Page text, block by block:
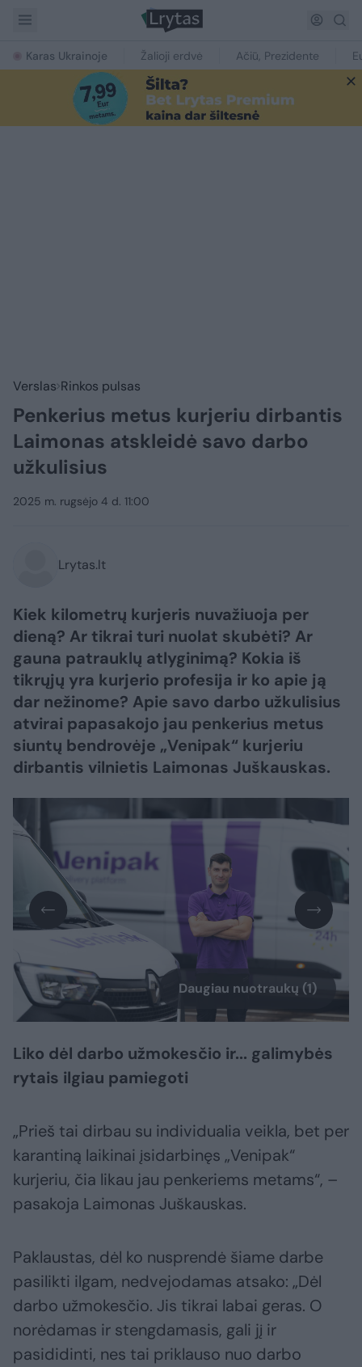
Karas Ukrainoje Žalioji erdvė Ačiū, Prezidente
Verslas Rinkos pulsas
Penkerius metus kurjeriu dirbantis
Laimonas atskleidė savo darbo
užkulisius
2025 m. rugsėjo 4 d. 11:00
Lrytas.lt
Kiek kilometrų kurjeris nuvažiuoja per
dieną? Ar tikrai turi nuolat skubėti? Ar
gauna patrauklų atlyginimą? Kokia iš
tikrųjų yra kurjerio profesija ir ko apie ją
dar nežinome? Apie savo darbo užkulisius
atvirai papasakojo jau penkerius metus
siuntų bendrovėje „Venipak“ kurjeriu
dirbantis vilnietis Laimonas Juškauskas.
Daugiau nuotraukų (1)
Liko dėl darbo užmokesčio ir... galimybės
rytais ilgiau pamiegoti
„Prieš tai dirbau su individualia veikla, bet per
karantiną laikinai įsidarbinęs „Venipak“
kurjeriu, čia likau jau penkeriems metams“, –
pasakoja Laimonas Juškauskas.
Paklaustas, dėl ko nusprendė šiame darbe
pasilikti ilgam, nedvejodamas atsako: „Dėl
darbo užmokesčio. Jis tikrai labai geras. O
norėdamas ir stengdamasis, gali jį ir
pasididinti, nes tai priklauso nuo darbo